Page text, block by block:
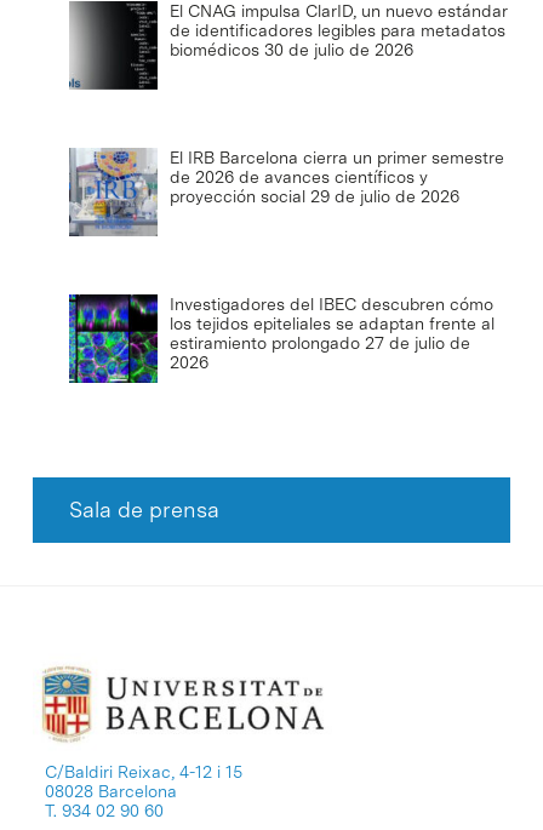
El CNAG impulsa ClarID, un nuevo estándar
de identificadores legibles para metadatos
biomédicos 30 de julio de 2026
El IRB Barcelona cierra un primer semestre
de 2026 de avances científicos y
proyección social 29 de julio de 2026
Investigadores del IBEC descubren cómo
los tejidos epiteliales se adaptan frente al
estiramiento prolongado 27 de julio de
2026
Sala de prensa
C/Baldiri Reixac, 4-12 i 15
08028 Barcelona
T. 934 02 90 60